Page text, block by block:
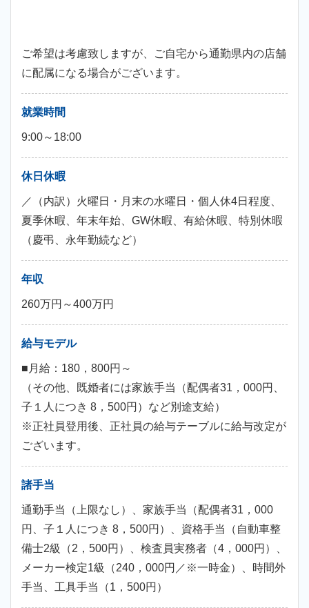
ご希望は考慮致しますが、ご自宅から通勤県内の店舗
に配属になる場合がございます。
就業時間
9:00～18:00
休日休暇
／（内訳）火曜日・月末の水曜日・個人休4日程度、
夏季休暇、年末年始、GW休暇、有給休暇、特別休暇
（慶弔、永年勤続など）
年収
260万円～400万円
給与モデル
■月給：180，800円～
（その他、既婚者には家族手当（配偶者31，000円、
子１人につき 8，500円）など別途支給）
※正社員登用後、正社員の給与テーブルに給与改定が
ございます。
諸手当
通勤手当（上限なし）、家族手当（配偶者31，000
円、子１人につき 8，500円）、資格手当（自動車整
備士2級（2，500円）、検査員実務者（4，000円）、
メーカー検定1級（240，000円／※一時金）、時間外
手当、工具手当（1，500円）